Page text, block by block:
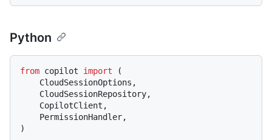
Python
from copilot import (
)